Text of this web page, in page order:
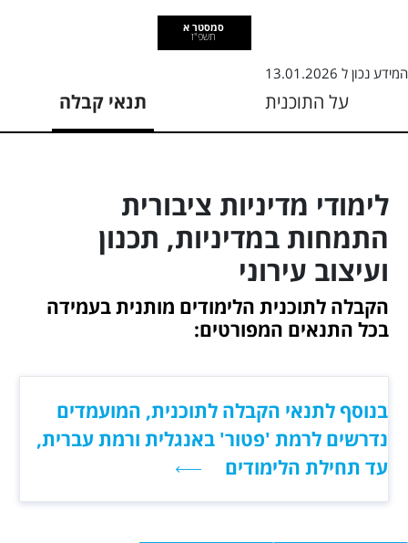
סמסטר א
תשפ"ז
המידע נכון ל 13.01.2026
על התוכנית תנאי קבלה
לימודי מדיניות ציבורית
התמחות במדיניות, תכנון
ועיצוב עירוני
הקבלה לתוכנית הלימודים מותנית בעמידה
בכל התנאים המפורטים:
בנוסף לתנאי הקבלה לתוכנית, המועמדים
נדרשים לרמת 'פטור' באנגלית ורמת עברית,
עד תחילת הלימודים